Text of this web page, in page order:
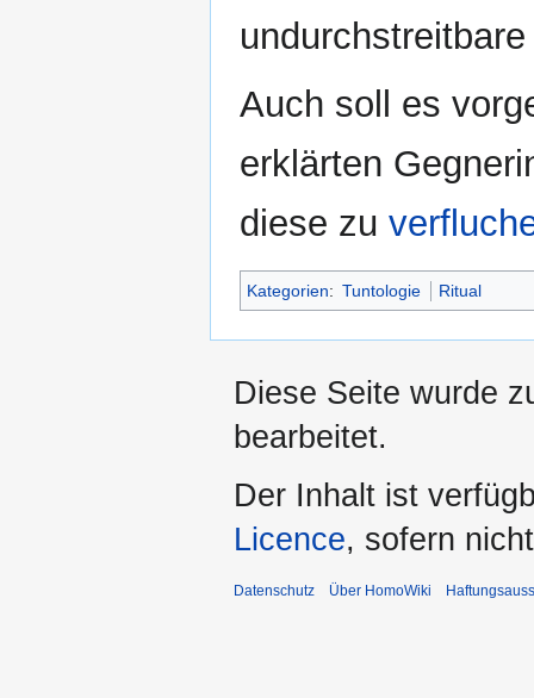
Auch soll es
erklärten
diese zu
Kategorien: Tuntologie Ritual
Diese Seite wurde
bearbeitet.
Der Inhalt ist
Licence, sofern
Datenschutz Über HomoWiki